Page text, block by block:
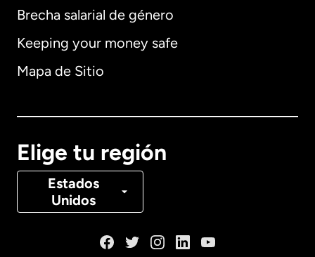
Brecha salarial de género
Keeping your money safe
Mapa de Sitio
Elige tu región
Estados
Unidos
Alemania
Canadá Français